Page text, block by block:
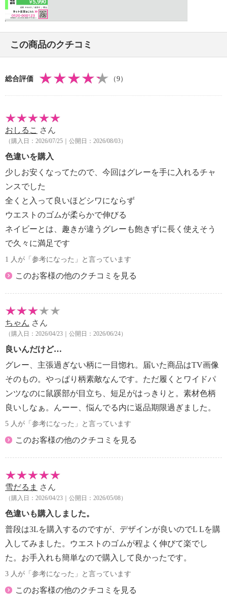
【原産国（地）】
・日本製
この商品のクチコミ
総合評価 （9）
おしるこ さん
（購入日：2026/07/25｜公開日：2026/08/03）
色違いを購入
少しお安くなってたので、今回はグレーを手に入れるチャ
ンスでした
全くと入って良いほどシワにならず
ウエストのゴムが柔らかで伸びる
ネイビーとは、趣きが違うグレーも飽きずに長く使えそう
で久々に満足です
1 人が「参考になった」と言っています
このお客様の他のクチコミを見る
ちゃん さん
（購入日：2026/04/23｜公開日：2026/06/24）
良いんだけど…
グレー、主張過ぎない柄に一目惚れ。届いた商品はTV画像
そのもの。やっぱり柄素敵なんです。ただ履くとワイドパ
ンツなのに鼠蹊部が目立ち、短足がはっきりと。素材色柄
良いしなぁ。んーー、悩んでる内に返品期限過ぎました。
5 人が「参考になった」と言っています
このお客様の他のクチコミを見る
雪だるま さん
（購入日：2026/04/23｜公開日：2026/05/08）
色違いも購入しました。
普段は3Lを購入するのですが、デザインが良いのでL Lを購
入してみました。ウエストのゴムが程よく伸びて楽でし
た。お手入れも簡単なので購入して良かったです。
3 人が「参考になった」と言っています
このお客様の他のクチコミを見る